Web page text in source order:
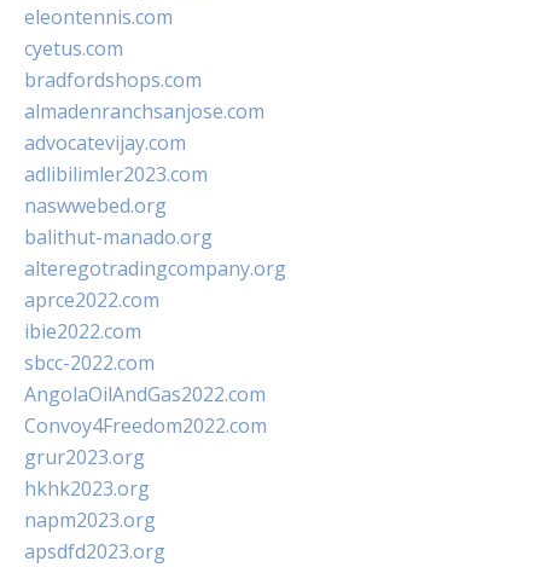
eleontennis.com
cyetus.com
bradfordshops.com
almadenranchsanjose.com
advocatevijay.com
adlibilimler2023.com
naswwebed.org
balithut-manado.org
alteregotradingcompany.org
aprce2022.com
ibie2022.com
sbcc-2022.com
AngolaOilAndGas2022.com
Convoy4Freedom2022.com
grur2023.org
hkhk2023.org
napm2023.org
apsdfd2023.org